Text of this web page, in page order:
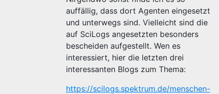
auffällig, dass dort Agenten eingesetzt
und unterwegs sind. Vielleicht sind die
auf SciLogs angesetzten besonders
bescheiden aufgestellt. Wen es
interessiert, hier die letzten drei
interessanten Blogs zum Thema:
https://scilogs.spektrum.de/menschen-